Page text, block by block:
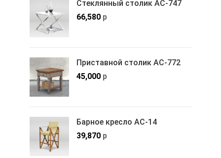
Стеклянный столик АС-747
66,580 р
Приставной столик АС-772
45,000 р
Барное кресло АС-14
39,870 р